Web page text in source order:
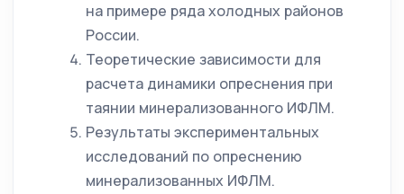
на примере ряда холодных районов
России.
Теоретические зависимости для
расчета динамики опреснения при
таянии минерализованного ИФЛМ.
Результаты экспериментальных
исследований по опреснению
минерализованных ИФЛМ.